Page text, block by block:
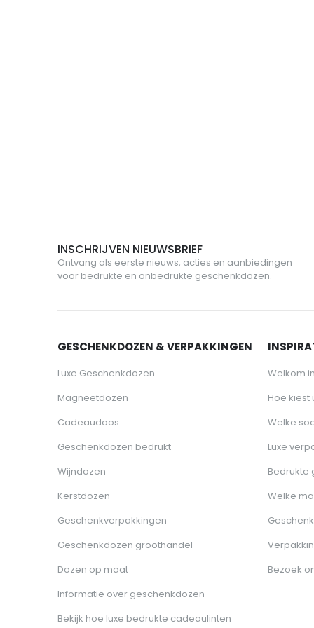
INSCHRIJVEN NIEUWSBRIEF
Ontvang als eerste nieuws, acties en aanbiedingen
voor bedrukte en onbedrukte geschenkdozen.
GESCHENKDOZEN & VERPAKKINGEN
Luxe Geschenkdozen
Magneetdozen
Cadeaudoos
Geschenkdozen bedrukt
Wijndozen
Kerstdozen
Geschenkverpakkingen
Geschenkdozen groothandel
Dozen op maat
Informatie over geschenkdozen
Bekijk hoe luxe bedrukte cadeaulinten
Welkom
Hoe kiest
Welke
Luxe
Bedrukte
Welke
Bezoek